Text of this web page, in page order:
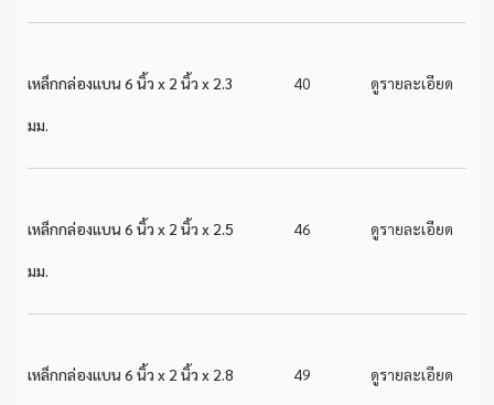
เหล็กกล่องแบน 6 นิ้ว x 2 นิ้ว x 2.3
มม.
40 ดูรายละเอียด
เหล็กกล่องแบน 6 นิ้ว x 2 นิ้ว x 2.5
มม.
46 ดูรายละเอียด
เหล็กกล่องแบน 6 นิ้ว x 2 นิ้ว x 2.8 49 ดูรายละเอียด